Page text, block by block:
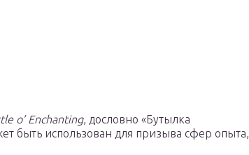
o’ Enchanting, дословно «Бутылка
быть использован для призыва сфер опыта,